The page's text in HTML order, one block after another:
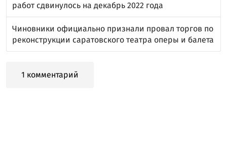
работ сдвинулось на декабрь 2022 года
Чиновники официально признали провал торгов по
реконструкции саратовского театра оперы и балета
1 комментарий